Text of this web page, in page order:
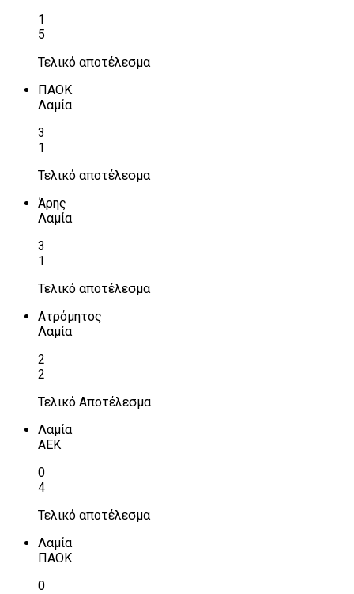
1
5
Τελικό αποτέλεσμα
ΠΑΟΚ
Λαμία
3
1
Τελικό αποτέλεσμα
Άρης
Λαμία
3
1
Τελικό αποτέλεσμα
Ατρόμητος
Λαμία
2
2
Τελικό Αποτέλεσμα
Λαμία
ΑΕΚ
0
4
Τελικό αποτέλεσμα
Λαμία
ΠΑΟΚ
0